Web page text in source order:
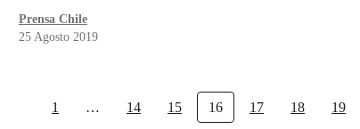
Prensa Chile
25 Agosto 2019
1 … 14 15 16 17 18 19